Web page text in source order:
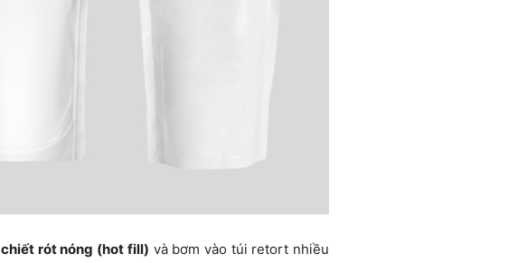
chiết rót nóng (hot fill) và bơm vào túi retort nhiều